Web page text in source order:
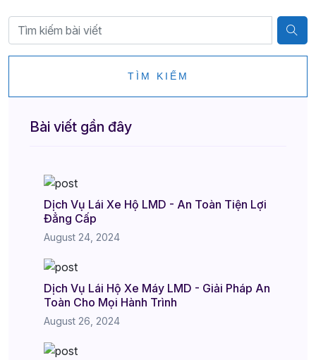
TÌM KIẾM
Bài viết gần đây
Dịch Vụ Lái Xe Hộ LMD - An Toàn Tiện Lợi
Đẳng Cấp
August 24, 2024
Dịch Vụ Lái Hộ Xe Máy LMD - Giải Pháp An
Toàn Cho Mọi Hành Trình
August 26, 2024